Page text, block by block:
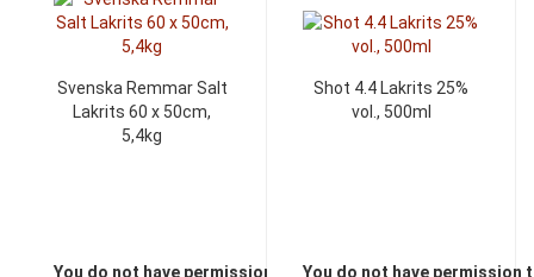
Svenska Remmar Salt
Lakrits 60 x 50cm,
5,4kg
You do not have permission to view the prices
Shot 4.4 Lakrits 25%
vol., 500ml
You do not have permission